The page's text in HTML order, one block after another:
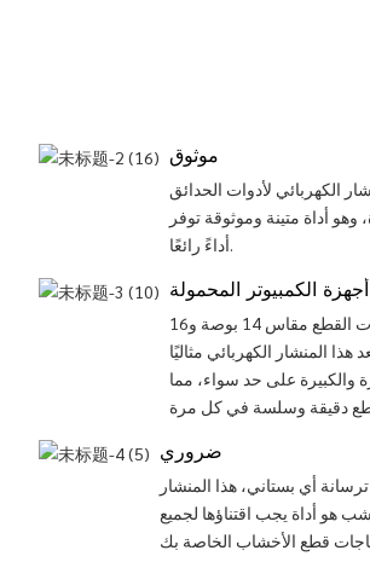
موثوق
الكهربائي لأدوات الحدائق
وهو أداة متينة وموثوقة توفر
أداءً رائعًا.
أجهزة الكمبيوتر المحمولة
بفضل إمكانيات القطع مقاس 14 بوصة و16
هذا المنشار الكهربائي مثاليًا
والكبيرة على حد سواء، مما
ضروري
أي بستاني، هذا المنشار
هو أداة يجب اقتناؤها لجميع